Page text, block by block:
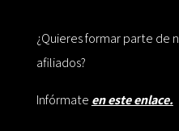
¿Quieres formar parte de
afiliados?
Infórmate en este enlace.